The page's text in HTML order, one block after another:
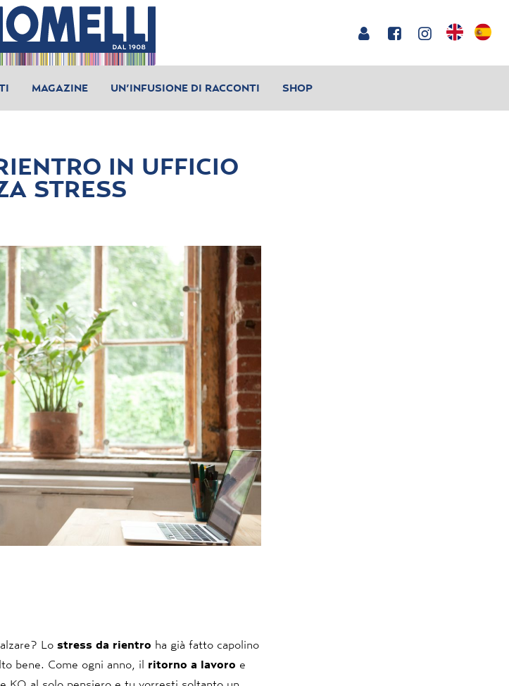
MAGAZINE UN’INFUSIONE DI RACCONTI SHOP
IN UFFICIO
STRESS
Lo stress da rientro ha già fatto capolino
bene. Come ogni anno, il ritorno a lavoro e